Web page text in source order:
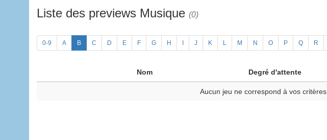
Liste des previews Musique (0)
0-9 A B C D E F G H J K L M N O P Q R
Nom Degré d'attente
Aucun jeu ne correspond à vos critères.